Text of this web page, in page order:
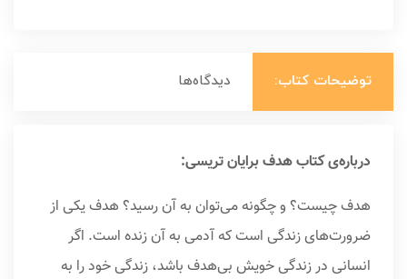
توضیحات کتاب: دیدگاه‌ها
درباره‌ی کتاب هدف برایان تریسی:
هدف چیست؟ و چگونه می‌توان به آن رسید؟ هدف یکی از
ضرورت‌های زندگی است که آدمی به آن زنده است. اگر
انسانی در زندگی خویش بی‌هدف باشد، زندگی خود را به